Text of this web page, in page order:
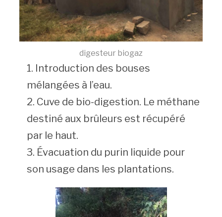
digesteur biogaz
Introduction des bouses
mélangées à l’eau.
Cuve de bio-digestion. Le méthane
destiné aux brûleurs est récupéré
par le haut.
Évacuation du purin liquide pour
son usage dans les plantations.